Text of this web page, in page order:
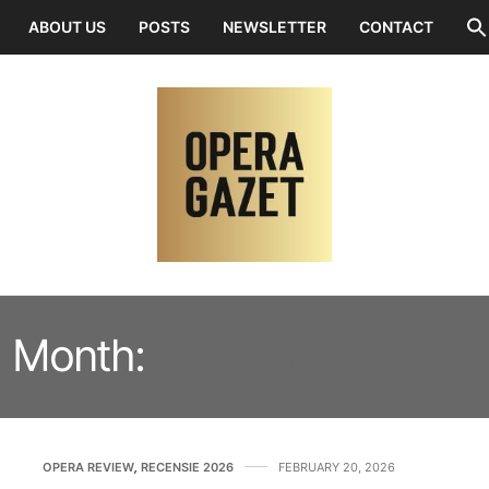
ABOUT US POSTS NEWSLETTER CONTACT
Month:
OPERA REVIEW, RECENSIE 2026 FEBRUARY 20, 2026